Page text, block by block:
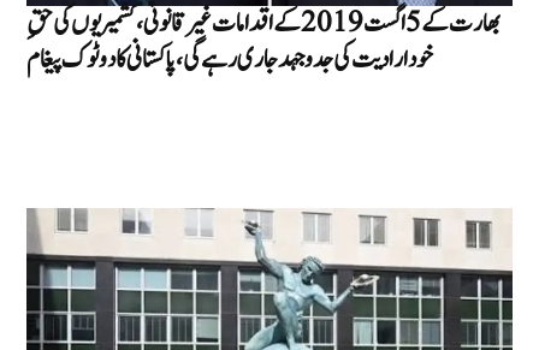
بھارت کے 5 اگست 2019 کے اقدامات غیرقانونی، کشمیریوں کی حقِ
خودارادیت کی جدوجہد جاری رہے گی، پاکستانی کا دوٹوک پیغام